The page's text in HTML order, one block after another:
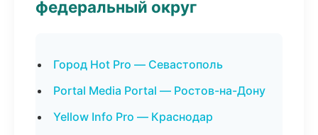
федеральный округ
Город Hot Pro — Севастополь
Portal Media Portal — Ростов-на-Дону
Yellow Info Pro — Краснодар